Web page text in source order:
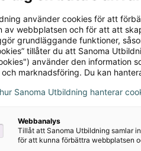
använder cookies för att
av webbplatsen och för att att
grundläggande funktioner,
tillåter du att Sanoma
använder den information
marknadsföring. Du kan
Sanoma Utbildning hanterar
Webbanalys
Tillåt att Sanoma Utbildning samlar
för att kunna förbättra webbplatsen